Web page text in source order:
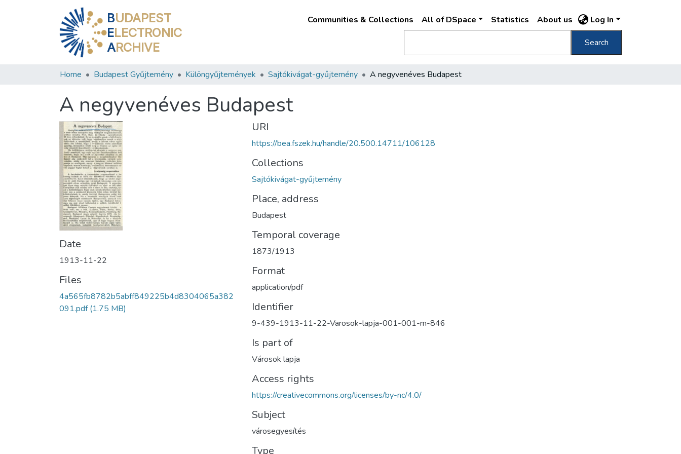
BUDAPEST
ELECTRONIC
ARCHIVE
Communities & Collections All of DSpace Statistics About us Log In
Search
Home Budapest Gyűjtemény Különgyűjtemények Sajtókivágat-gyűjtemény A negyvenéves Budapest
A negyvenéves Budapest
Date
1913-11-22
Files
4a565fb8782b5abff849225b4d8304065a382
091.pdf(1.75 MB)
URI
https://bea.fszek.hu/handle/20.500.14711/106128
Collections
Sajtókivágat-gyűjtemény
Place, address
Budapest
Temporal coverage
1873/1913
Format
application/pdf
Identifier
9-439-1913-11-22-Varosok-lapja-001-001-m-846
Is part of
Városok lapja
Access rights
https://creativecommons.org/licenses/by-nc/4.0/
Subject
városegyesítés
Type